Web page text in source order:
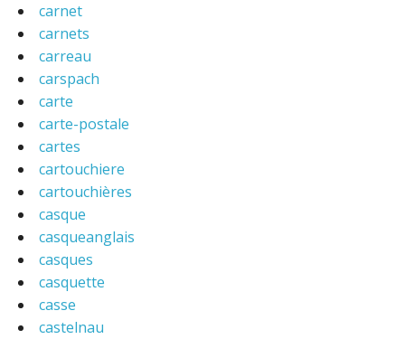
carnet
carnets
carreau
carspach
carte
carte-postale
cartes
cartouchiere
cartouchières
casque
casqueanglais
casques
casquette
casse
castelnau